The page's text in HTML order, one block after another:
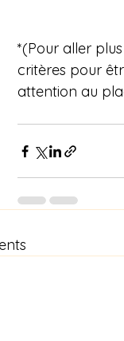
*(Pour aller
critères pour
attention au